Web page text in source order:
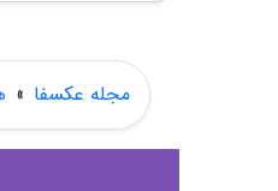
مجله عکسفا »